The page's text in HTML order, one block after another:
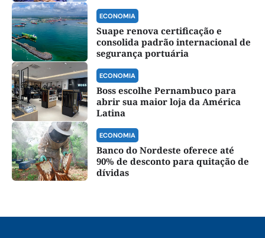
ECONOMIA
Suape renova certificação e
consolida padrão internacional de
segurança portuária
ECONOMIA
Boss escolhe Pernambuco para
abrir sua maior loja da América
Latina
ECONOMIA
Banco do Nordeste oferece até
90% de desconto para quitação de
dívidas